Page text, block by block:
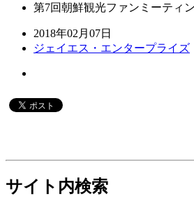
第7回朝鮮観光ファンミーティ
2018年02月07日
ジェイエス・エンタープライズ
サイト内検索